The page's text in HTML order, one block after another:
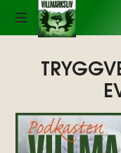
Podkasten
AV